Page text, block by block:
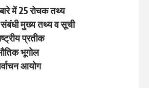
में 25 रोचक तथ्य
संबंधी मुख्य तथ्य व सूची
प्रतीक
भूगोल
आयोग